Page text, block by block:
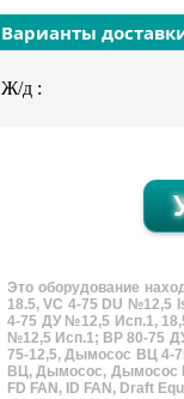
Варианты
Ж/д :
Это оборудование
18.5, VC 4-75 DU №12,5
4-75 ДУ №12,5 Исп.1,
№12,5 Исп.1; ВР 80-75
75-12,5, Дымосос ВЦ 4-
ВЦ, Дымосос, Дымосос
FD FAN, ID FAN, Draft